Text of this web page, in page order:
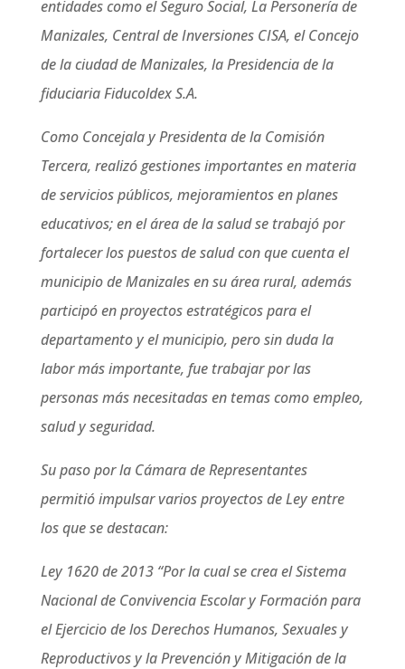
entidades como el Seguro Social, La Personería de
Manizales, Central de Inversiones CISA, el Concejo
de la ciudad de Manizales, la Presidencia de la
fiduciaria Fiducoldex S.A.
Como Concejala y Presidenta de la Comisión
Tercera, realizó gestiones importantes en materia
de servicios públicos, mejoramientos en planes
educativos; en el área de la salud se trabajó por
fortalecer los puestos de salud con que cuenta el
municipio de Manizales en su área rural, además
participó en proyectos estratégicos para el
departamento y el municipio, pero sin duda la
labor más importante, fue trabajar por las
personas más necesitadas en temas como empleo,
salud y seguridad.
Su paso por la Cámara de Representantes
permitió impulsar varios proyectos de Ley entre
los que se destacan:
Ley 1620 de 2013 “Por la cual se crea el Sistema
Nacional de Convivencia Escolar y Formación para
el Ejercicio de los Derechos Humanos, Sexuales y
Reproductivos y la Prevención y Mitigación de la